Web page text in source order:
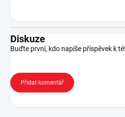
Diskuze
Buďte první, kdo napíše příspěvek k
Přidat komentář